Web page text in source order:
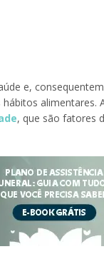
e,
alimentares.
, que são fatores